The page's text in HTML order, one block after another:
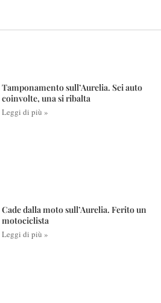
Tamponamento sull’Aurelia. Sei auto
coinvolte, una si ribalta
Leggi di più »
Cade dalla moto sull’Aurelia. Ferito un
motociclista
Leggi di più »